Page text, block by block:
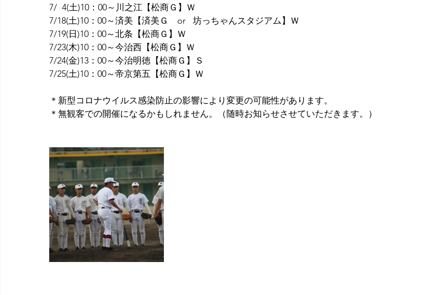
7/  4(土)10：00～川之江【松商Ｇ】Ｗ
7/18(土)10：00～済美【済美Ｇ　or   坊っちゃんスタジアム】Ｗ
7/19(日)10：00～北条【松商Ｇ】Ｗ
7/23(木)10：00～今治西【松商Ｇ】Ｗ
7/24(金)13：00～今治明徳【松商Ｇ】Ｓ
7/25(土)10：00～帝京第五【松商Ｇ】Ｗ
＊新型コロナウイルス感染防止の影響により変更の可能性があります。
＊無観客での開催になるかもしれません。（随時お知らせさせていただきます。）